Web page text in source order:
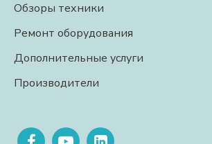
Обзоры техники
Ремонт оборудования
Дополнительные услуги
Производители